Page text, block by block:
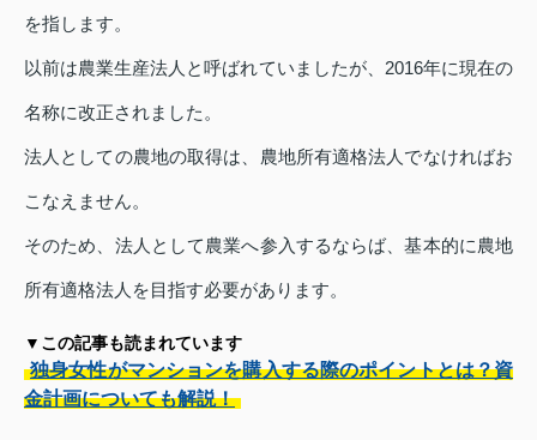
を指します。
以前は農業生産法人と呼ばれていましたが、2016年に現在の
名称に改正されました。
法人としての農地の取得は、農地所有適格法人でなければお
こなえません。
そのため、法人として農業へ参入するならば、基本的に農地
所有適格法人を目指す必要があります。
▼この記事も読まれています
独身女性がマンションを購入する際のポイントとは？資
金計画についても解説！